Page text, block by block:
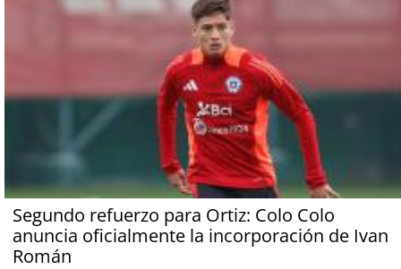
Segundo refuerzo para Ortiz: Colo Colo
anuncia oficialmente la incorporación de Ivan
Román